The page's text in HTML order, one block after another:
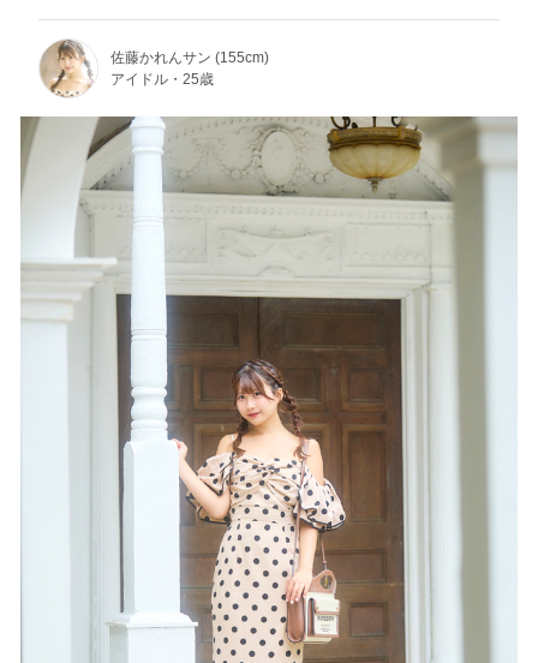
佐藤かれんサン (155cm)
アイドル・25歳